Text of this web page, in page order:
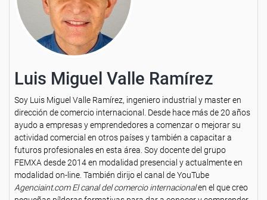
Luis Miguel Valle Ramírez
Soy Luis Miguel Valle Ramírez, ingeniero industrial y master en
dirección de comercio internacional. Desde hace más de 20 años
ayudo a empresas y emprendedores a comenzar o mejorar su
actividad comercial en otros países y también a capacitar a
futuros profesionales en esta área. Soy docente del grupo
FEMXA desde 2014 en modalidad presencial y actualmente en
modalidad on-line. También dirijo el canal de YouTube
Agenciaint.com El canal del comercio internacionalen el que creo